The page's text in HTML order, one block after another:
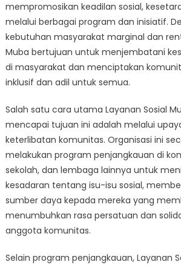
mempromosikan keadilan sosial,
melalui berbagai program dan inisiatif.
kebutuhan masyarakat marginal dan
Muba bertujuan untuk menjembatani
di masyarakat dan menciptakan
inklusif dan adil untuk semua.
Salah satu cara utama Layanan Sosial
mencapai tujuan ini adalah melalui
keterlibatan komunitas. Organisasi ini
melakukan program penjangkauan di
sekolah, dan lembaga lainnya untuk
kesadaran tentang isu-isu sosial,
sumber daya kepada mereka yang
menumbuhkan rasa persatuan dan
anggota komunitas.
Selain program penjangkauan, Layanan